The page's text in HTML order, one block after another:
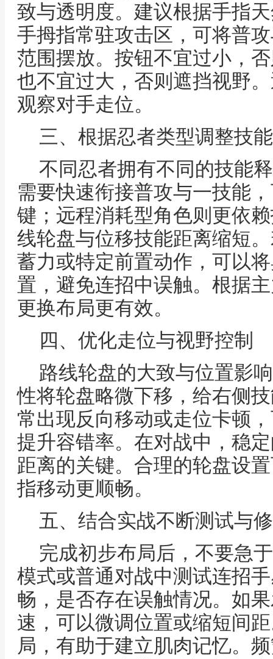
致与透明度。建议根据手指
手拇指常驻攻击区，可将普
范围摆放。按钮不宜过小，
也不宜过大，否则遮挡视野
观察对手走位。
三、根据忍者类型调整技
不同忍者拥有不同的技能
需要快速衔接普攻与一技能
键；远程消耗型角色则更依
线轮盘与位移技能距离缩短
蓄力或特定前置动作，可以
置，避免连招中误触。根据
更换布局更有效。
四、优化走位与视野控制
路线轮盘的大致与位置影
性将轮盘略微下移，给右侧
常出现反向移动或走位卡顿
提升容错率。在对战中，稳
距离的关键。合理的轮盘设
指移动更顺畅。
五、结合实战不断测试与
完成初步布局后，不要急
模式或普通对战中测试连招
畅，是否存在误触情况。如
速，可以微调位置或缩短间
局，有助于建立肌肉记忆。